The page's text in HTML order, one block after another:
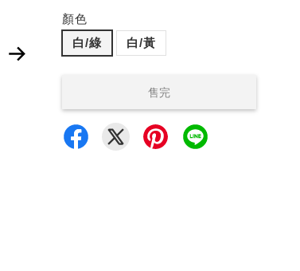
顏色
白/綠
白/黃
售完